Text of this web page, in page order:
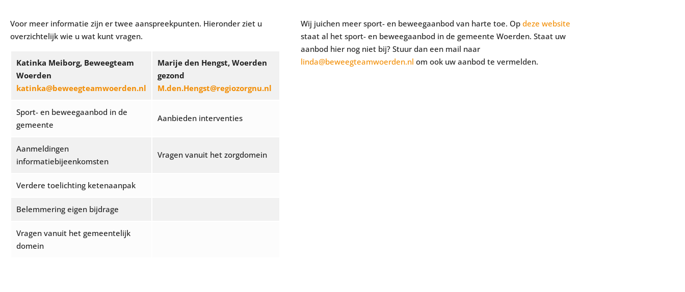
Voor meer informatie zijn er twee aanspreekpunten. Hieronder ziet u
overzichtelijk wie u wat kunt vragen.
Katinka Meiborg, Beweegteam
Woerden
katinka@beweegteamwoerden.nl
Marije den Hengst, Woerden
gezond
M.den.Hengst@regiozorgnu.nl
Sport- en beweegaanbod in de
gemeente
Aanbieden interventies
Aanmeldingen
informatiebijeenkomsten
Vragen vanuit het zorgdomein
Verdere toelichting ketenaanpak
Belemmering eigen bijdrage
Vragen vanuit het gemeentelijk
domein
Wij juichen meer sport- en beweegaanbod van harte toe. Op deze website
staat al het sport- en beweegaanbod in de gemeente Woerden. Staat uw
aanbod hier nog niet bij? Stuur dan een mail naar
linda@beweegteamwoerden.nl om ook uw aanbod te vermelden.